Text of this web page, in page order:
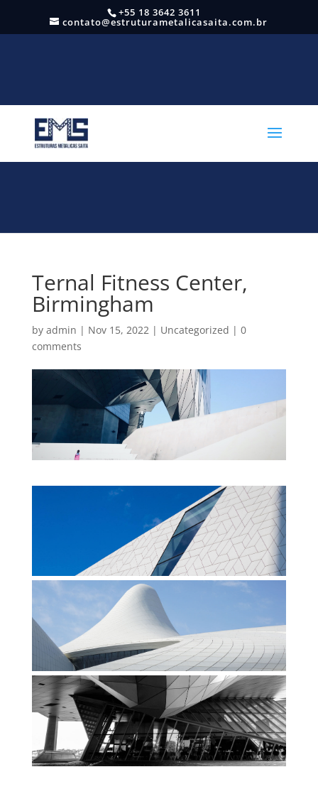
+55 18 3642 3611
contato@estruturametalicasaita.com.br
Ternal Fitness Center,
Birmingham
by admin | Nov 15, 2022| Uncategorized | 0
comments